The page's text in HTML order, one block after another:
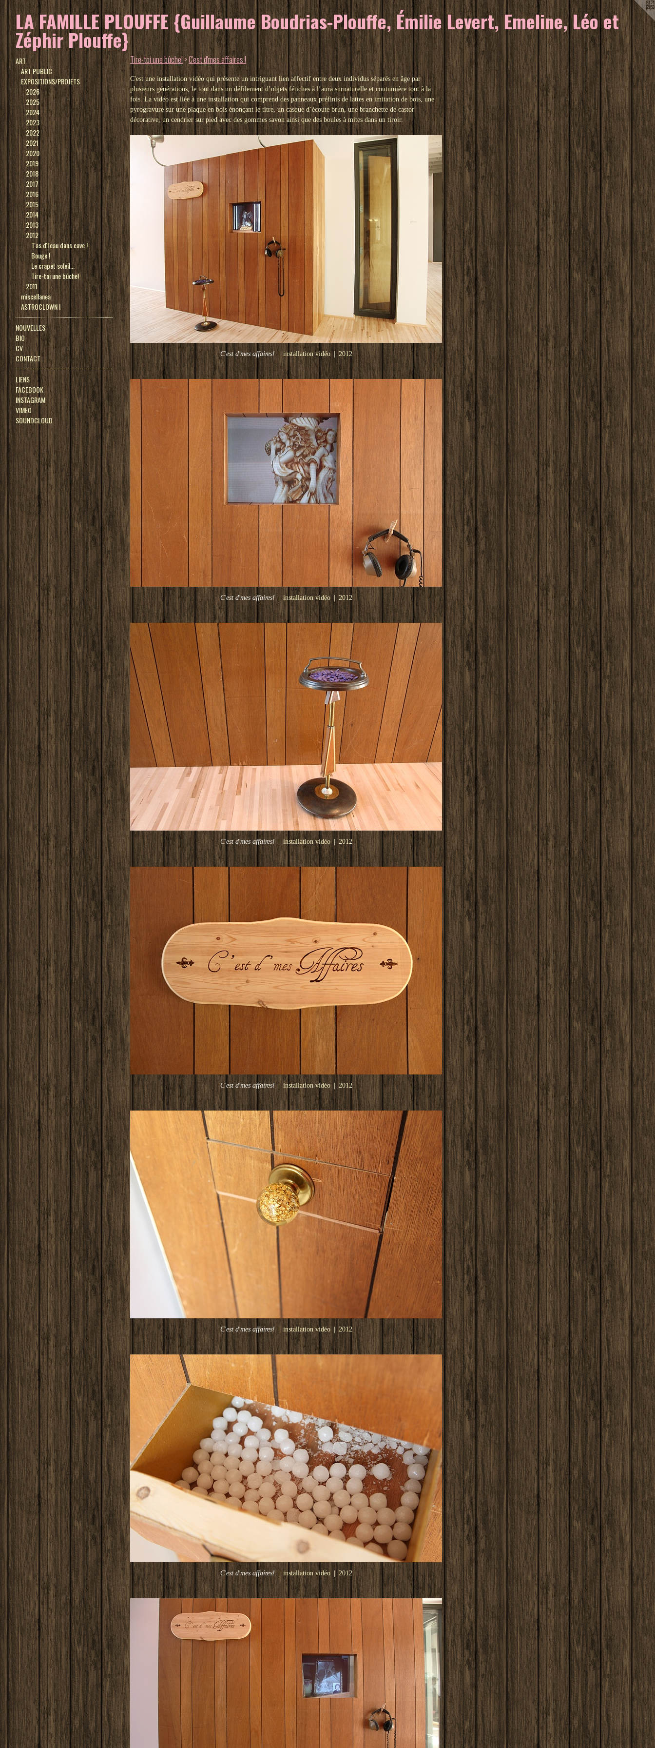
LA FAMILLE PLOUFFE {Guillaume Boudrias-Plouffe, Émilie Levert, Emeline, Léo et
Zéphir Plouffe}
ART
ART PUBLIC
EXPOSITIONS/PROJETS
2026
2025
2024
2023
2022
2021
2020
2019
2018
2017
2016
2015
2014
2013
2012
T'as d'l'eau dans cave !
Bouge !
Le crapet soleil...
Tire-toi une bûche!
2011
miscellanea
ASTROCLOWN !
NOUVELLES
BIO
CV
CONTACT
LIENS
FACEBOOK
INSTAGRAM
VIMEO
SOUNDCLOUD
Tire-toi une bûche!>C'est d'mes affaires !
C'est une installation vidéo qui présente un intriguant lien affectif entre deux individus séparés en âge par
plusieurs générations, le tout dans un défilement d’objets fétiches à l’aura surnaturelle et coutumière tout à la
fois. La vidéo est liée à une installation qui comprend des panneaux préfinis de lattes en imitation de bois, une
pyrogravure sur une plaque en bois énonçant le titre, un casque d’écoute brun, une branchette de castor
décorative, un cendrier sur pied avec des gommes savon ainsi que des boules à mites dans un tiroir.
C'est d'mes affaires! installation vidéo 2012
C'est d'mes affaires! installation vidéo 2012
C'est d'mes affaires! installation vidéo 2012
C'est d'mes affaires! installation vidéo 2012
C'est d'mes affaires! installation vidéo 2012
C'est d'mes affaires! installation vidéo 2012